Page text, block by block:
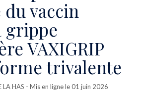
vaccin
grippe
VAXIGRIP
trivalente
LA HAS - Mis en ligne le 01 juin 2026